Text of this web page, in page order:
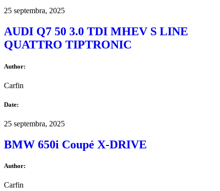
25 septembra, 2025
AUDI Q7 50 3.0 TDI MHEV S LINE
QUATTRO TIPTRONIC
Author:
Carfin
Date:
25 septembra, 2025
BMW 650i Coupé X-DRIVE
Author:
Carfin